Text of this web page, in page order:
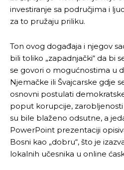
investiranje sa područjima i
za to pružaju priliku.
Ton ovog događaja i njegov
bili toliko „zapadnjački“ da bi
se govori o mogućnostima u
Njemačke ili Švajcarske gdje
osnovni postulati
poput korupcije,
su bile blaženo odsutne, a
PowerPoint prezentaciji
Bosni kao „dobru“, što je
lokalnih učesnika u online